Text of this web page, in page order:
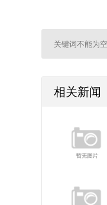
相关新闻